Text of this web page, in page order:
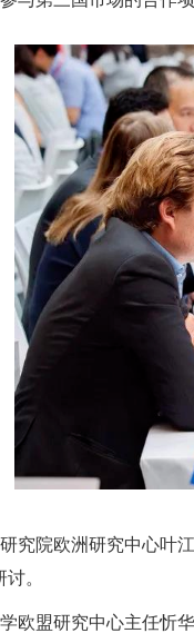
研究院欧洲研究中心
。
学欧盟研究中心主任忻